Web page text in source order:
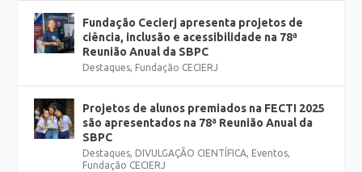
Fundação Cecierj apresenta projetos de
ciência, inclusão e acessibilidade na 78ª
Reunião Anual da SBPC
Destaques, Fundação CECIERJ
Projetos de alunos premiados na FECTI 2025
são apresentados na 78ª Reunião Anual da
SBPC
Destaques, DIVULGAÇÃO CIENTÍFICA, Eventos,
Fundação CECIERJ